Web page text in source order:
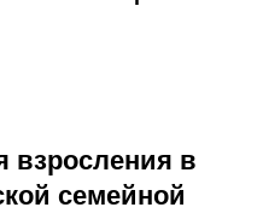
взросления в
семейной